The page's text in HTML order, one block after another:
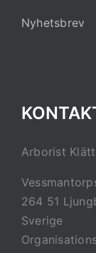
Nyhetsbrev
Arborist
264 51
Sverige